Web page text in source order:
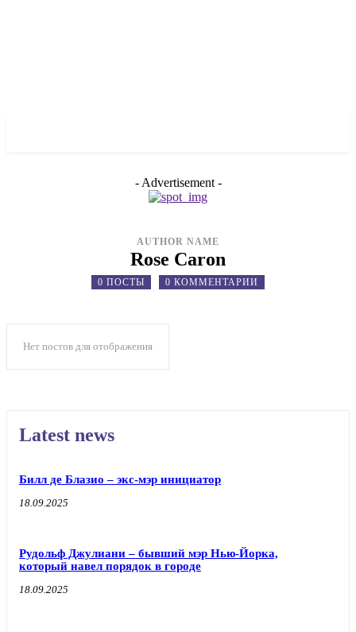
- Advertisement -
AUTHOR NAME
Rose Caron
0 ПОСТЫ 0 КОММЕНТАРИИ
Нет постов для отображения
Latest news
Билл де Блазио – экс-мэр инициатор
18.09.2025
Рудольф Джулиани – бывший мэр Нью-Йорка,
который навел порядок в городе
18.09.2025